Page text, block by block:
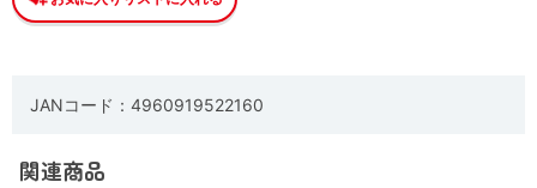
JANコード：4960919522160
関連商品